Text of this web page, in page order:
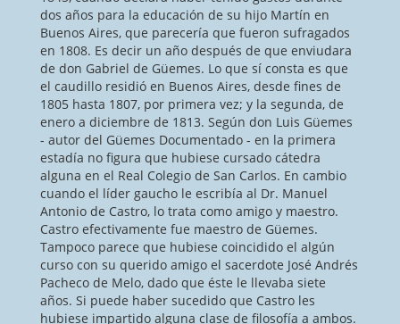
dos años para la educación de su hijo Martín en
Buenos Aires, que parecería que fueron sufragados
en 1808. Es decir un año después de que enviudara
de don Gabriel de Güemes. Lo que sí consta es que
el caudillo residió en Buenos Aires, desde fines de
1805 hasta 1807, por primera vez; y la segunda, de
enero a diciembre de 1813. Según don Luis Güemes
- autor del Güemes Documentado - en la primera
estadía no figura que hubiese cursado cátedra
alguna en el Real Colegio de San Carlos. En cambio
cuando el líder gaucho le escribía al Dr. Manuel
Antonio de Castro, lo trata como amigo y maestro.
Castro efectivamente fue maestro de Güemes.
Tampoco parece que hubiese coincidido el algún
curso con su querido amigo el sacerdote José Andrés
Pacheco de Melo, dado que éste le llevaba siete
años. Si puede haber sucedido que Castro les
hubiese impartido alguna clase de filosofía a ambos.